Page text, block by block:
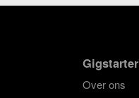
Gigstarter
Over ons